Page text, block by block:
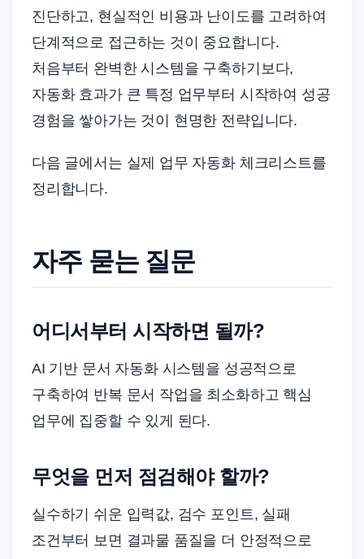
진단하고, 현실적인 비용과 난이도를 고려하여
단계적으로 접근하는 것이 중요합니다.
처음부터 완벽한 시스템을 구축하기보다,
자동화 효과가 큰 특정 업무부터 시작하여 성공
경험을 쌓아가는 것이 현명한 전략입니다.
다음 글에서는 실제 업무 자동화 체크리스트를
정리합니다.
자주 묻는 질문
어디서부터 시작하면 될까?
AI 기반 문서 자동화 시스템을 성공적으로
구축하여 반복 문서 작업을 최소화하고 핵심
업무에 집중할 수 있게 된다.
무엇을 먼저 점검해야 할까?
실수하기 쉬운 입력값, 검수 포인트, 실패
조건부터 보면 결과물 품질을 더 안정적으로